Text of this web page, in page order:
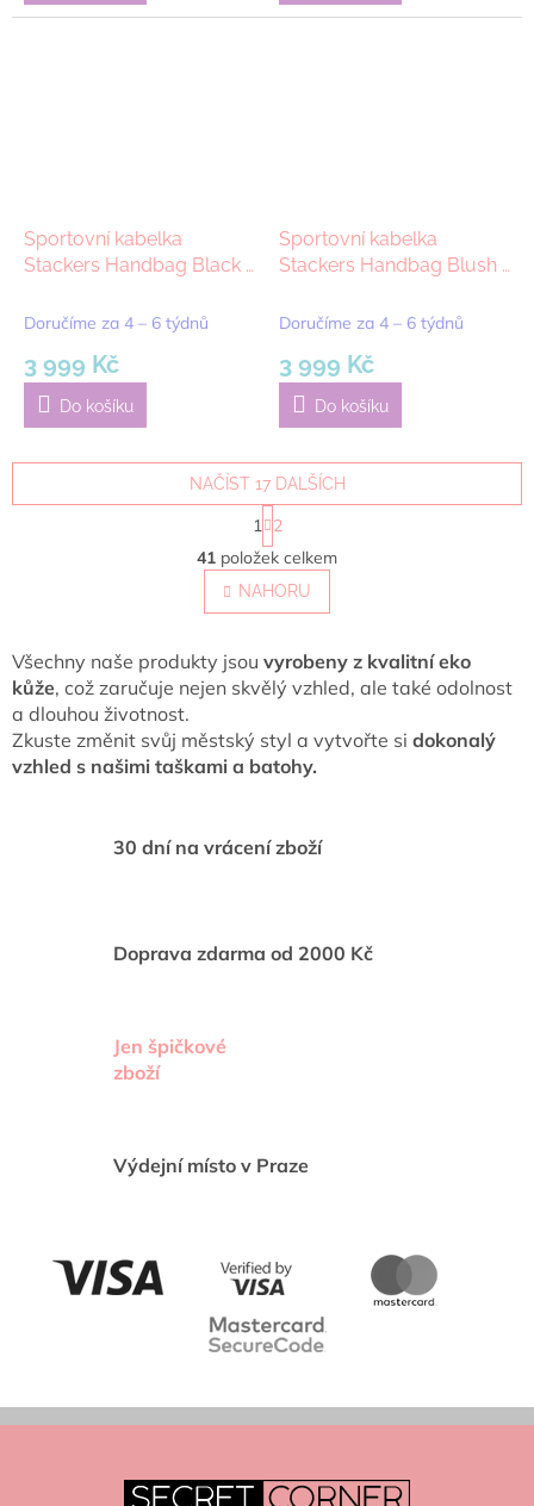
Sportovní kabelka
Stackers Handbag Black |
Doručíme za 4 – 6 týdnů
3 999 Kč
Do košíku
Sportovní kabelka
Stackers Handbag Blush |
Doručíme za 4 – 6 týdnů
3 999 Kč
Do košíku
O
v
l
á
a
c
p
r
v
v
u
NAČÍST 17 DALŠÍCH
S
t
r
á
n
k
v
á
n
1 2
41 položek celkem
NAHORU
Všechny naše produkty jsou vyrobeny z kvalitní eko
kůže, což zaručuje nejen skvělý vzhled, ale také odolnost
a dlouhou životnost.
Zkuste změnit svůj městský styl a vytvořte si dokonalý
vzhled s našimi taškami a batohy.
30 dní na vrácení zboží
Doprava zdarma od 2000 Kč
Jen špičkové
zboží
Výdejní místo v Praze